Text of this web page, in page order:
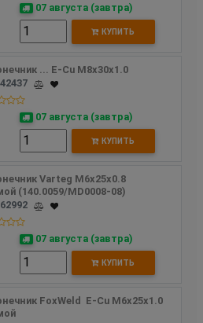
07 августа (завтра)
КУПИТЬ
... E-Cu М8х30х1.0
07 августа (завтра)
КУПИТЬ
Varteg М6х25х0.8
(140.0059/MD0008-08)
07 августа (завтра)
КУПИТЬ
FoxWeld  E-Cu М6х25х1.0